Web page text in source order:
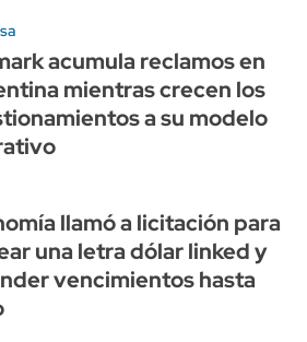
acumula reclamos en
mientras crecen los
a su modelo
llamó a licitación para
una letra dólar linked y
vencimientos hasta